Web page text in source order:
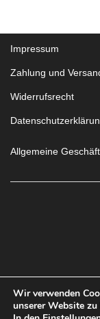
Impressum
Zahlung und
Widerrufsrecht
Allgemeine
Wir verwenden
unserer Website zu